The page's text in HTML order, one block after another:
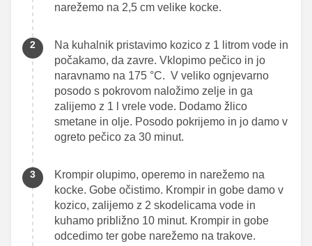
narežemo na 2,5 cm velike kocke.
Na kuhalnik pristavimo kozico z 1 litrom vode in
počakamo, da zavre. Vklopimo pečico in jo
naravnamo na 175 °C. V veliko ognjevarno
posodo s pokrovom naložimo zelje in ga
zalijemo z 1 l vrele vode. Dodamo žlico
smetane in olje. Posodo pokrijemo in jo damo v
ogreto pečico za 30 minut.
Krompir olupimo, operemo in narežemo na
kocke. Gobe očistimo. Krompir in gobe damo v
kozico, zalijemo z 2 skodelicama vode in
kuhamo približno 10 minut. Krompir in gobe
odcedimo ter gobe narežemo na trakove.